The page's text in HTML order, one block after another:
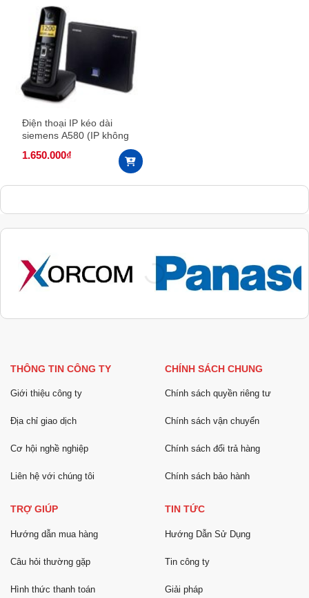
Điện thoại IP kéo dài
siemens A580 (IP không
1.650.000₫
THÔNG TIN CÔNG TY
Giới thiệu công ty
Địa chỉ giao dịch
Cơ hội nghề nghiệp
Liên hệ với chúng tôi
CHÍNH SÁCH CHUNG
Chính sách quyền riêng tư
Chính sách vận chuyển
Chính sách đổi trả hàng
Chính sách bảo hành
TRỢ GIÚP
Hướng dẫn mua hàng
Câu hỏi thường gặp
Hình thức thanh toán
TIN TỨC
Hướng Dẫn Sử Dụng
Tin công ty
Giải pháp